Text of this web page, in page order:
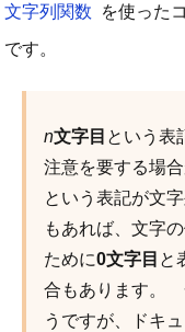
文字列関数
を使った
です。
n文字目 という表
注意を要する場
という表記が文
もあれば、文字
ために0文字目 と
合もあります。
うですが、ドキ